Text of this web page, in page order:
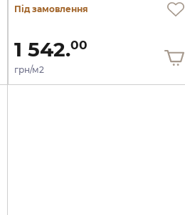
Під замовлення
1 542.00
грн/м2